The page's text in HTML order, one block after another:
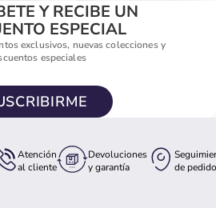
Y RECIBE UN
ESPECIAL
exclusivos, nuevas colecciones y
especiales
Atención
al cliente
Devoluciones
y garantía
de pedido